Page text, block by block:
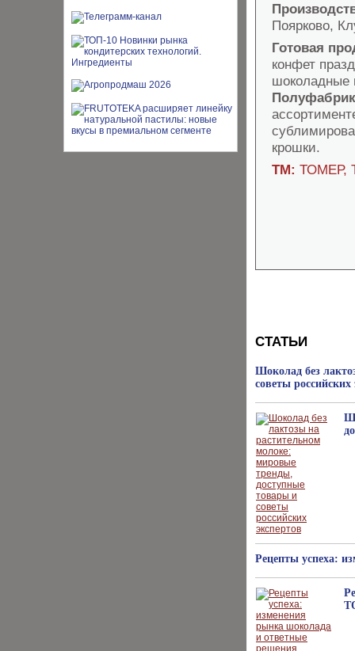
Поярково,
Готовая
конфет
шоколадные
крошки.
ТМ: ТОМЕР,
СТАТЬИ
Шоколад без
советы российских
Рецепты успеха: